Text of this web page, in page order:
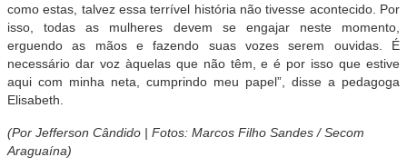
como estas, talvez essa terrível história não tivesse acontecido. Por
isso, todas as mulheres devem se engajar neste momento,
erguendo as mãos e fazendo suas vozes serem ouvidas. É
necessário dar voz àquelas que não têm, e é por isso que estive
aqui com minha neta, cumprindo meu papel”, disse a pedagoga
Elisabeth.
(Por Jefferson Cândido | Fotos: Marcos Filho Sandes / Secom
Araguaína)